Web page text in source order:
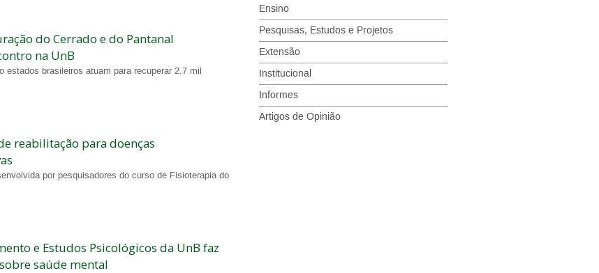
do Cerrado e do Pantanal
na UnB
estados brasileiros atuam para recuperar 2,7 mil
reabilitação para doenças
por pesquisadores do curso de Fisioterapia do
e Estudos Psicológicos da UnB faz
saúde mental
Ensino
Pesquisas, Estudos e Projetos
Extensão
Institucional
Informes
Artigos de Opinião